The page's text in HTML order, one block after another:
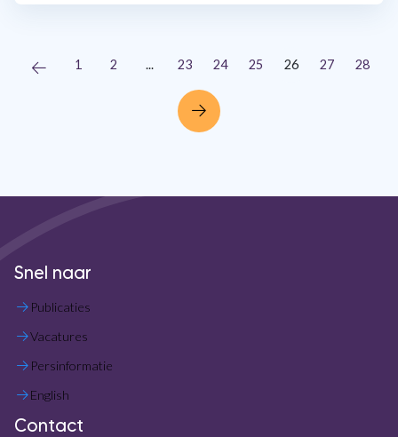
1 2 ... 23 24 25 26 27 28
Snel naar
Publicaties
Vacatures
Persinformatie
English
Contact